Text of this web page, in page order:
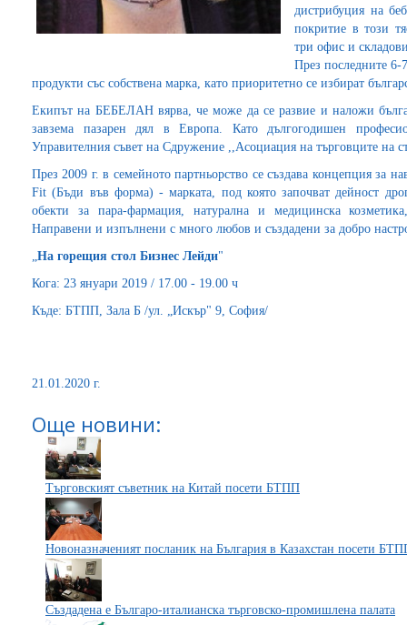
дистрибуция на
покритие в този
три офис и
През последните 6-
продукти със собствена марка, като приоритетно се избират
Екипът на БЕБЕЛАН вярва, че може да се развие и наложи
завзема пазарен дял в Европа. Като дългогодишен
Управителния съвет на Сдружение ,,Асоциация на търговците на
През 2009 г. в семейното партньорство се създава концепция за
Fit (Бъди във форма) - марката, под която започват дейност
обекти за пара-фармация, натурална и медицинска
Направени и изпълнени с много любов и създадени за добро
„На горещия стол Бизнес Лейди"
Кога: 23 януари 2019 / 17.00 - 19.00 ч
Къде: БТПП, Зала Б /ул. „Искър" 9, София/
21.01.2020 г.
Още новини:
Търговският съветник на Китай посети БТПП
Новоназначеният посланик на България в Казахстан посети
Създадена е Българо-италианска търговско-промишлена палата